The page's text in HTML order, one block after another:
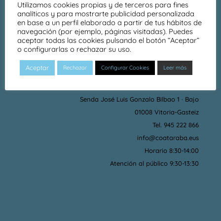
USO
DÓNDE ESTAMOS
Senda José Luis Gonzalo Bilbao 1 · Bajo
01008 Vitoria-Gasteiz
Tel. 945 222 866
info@coataraba.eus
Horario 8:30-14:00
Atención al público 9:30-13:30
Utilizamos cookies propias y de terceros para fines
analíticos y para mostrarte publicidad personalizada
en base a un perfil elaborado a partir de tus hábitos de
navegación (por ejemplo, páginas visitadas). Puedes
aceptar todas las cookies pulsando el botón “Aceptar”
o configurarlas o rechazar su uso.
Aceptar Rechazar Configurar Cookies Leer más